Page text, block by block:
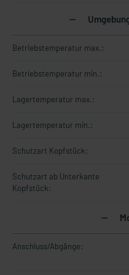
Betriebstemperatur max.:
Betriebstemperatur min.:
Lagertemperatur max.:
Lagertemperatur min.:
Schutzart Kopfstück:
Schutzart ab Unterkante
Kopfstück:
Anschluss/Abgänge: